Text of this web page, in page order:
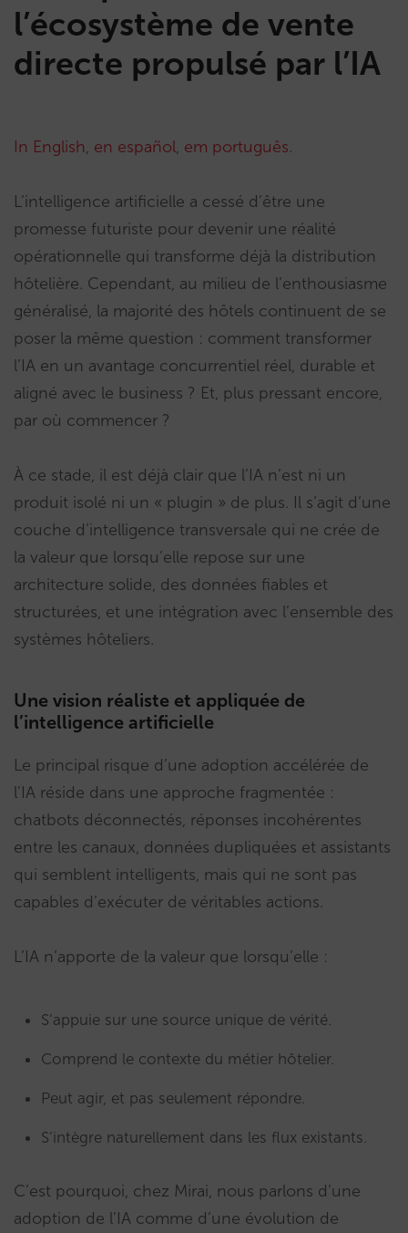
l’écosystème de vente
directe propulsé par l’IA
In English, en español, em português.
L’intelligence artificielle a cessé d’être une
promesse futuriste pour devenir une réalité
opérationnelle qui transforme déjà la distribution
hôtelière. Cependant, au milieu de l’enthousiasme
généralisé, la majorité des hôtels continuent de se
poser la même question : comment transformer
l’IA en un avantage concurrentiel réel, durable et
aligné avec le business ? Et, plus pressant encore,
par où commencer ?
À ce stade, il est déjà clair que l’IA n’est ni un
produit isolé ni un « plugin » de plus. Il s’agit d’une
couche d’intelligence transversale qui ne crée de
la valeur que lorsqu’elle repose sur une
architecture solide, des données fiables et
structurées, et une intégration avec l’ensemble des
systèmes hôteliers.
Une vision réaliste et appliquée de
l’intelligence artificielle
Le principal risque d’une adoption accélérée de
l’IA réside dans une approche fragmentée :
chatbots déconnectés, réponses incohérentes
entre les canaux, données dupliquées et assistants
qui semblent intelligents, mais qui ne sont pas
capables d’exécuter de véritables actions.
L’IA n’apporte de la valeur que lorsqu’elle :
S’appuie sur une source unique de vérité.
Comprend le contexte du métier hôtelier.
Peut agir, et pas seulement répondre.
S’intègre naturellement dans les flux existants.
C’est pourquoi, chez Mirai, nous parlons d’une
adoption de l’IA comme d’une évolution de